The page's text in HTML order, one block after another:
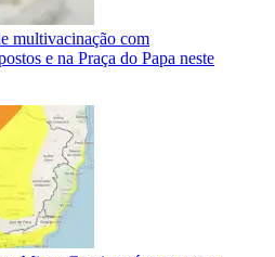
multivacinação com
e na Praça do Papa neste